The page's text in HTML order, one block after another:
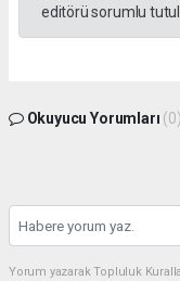
editörü sorumlu
Okuyucu Yorumları (0)
Yorum yazarak Topluluk